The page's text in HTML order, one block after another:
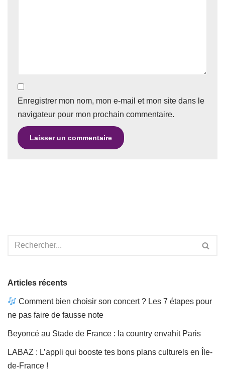
Enregistrer mon nom, mon e-mail et mon site dans le
navigateur pour mon prochain commentaire.
Articles récents
Comment bien choisir son concert ? Les 7 étapes pour
ne pas faire de fausse note
Beyoncé au Stade de France : la country envahit Paris
LABAZ : L’appli qui booste tes bons plans culturels en Île-
de-France !